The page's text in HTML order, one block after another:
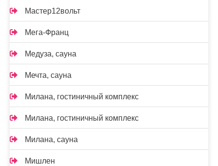
Мастер12вольт
Мега-Франц
Медуза, сауна
Мечта, сауна
Милана, гостиничный комплекс
Милана, гостиничный комплекс
Милана, сауна
Мишлен